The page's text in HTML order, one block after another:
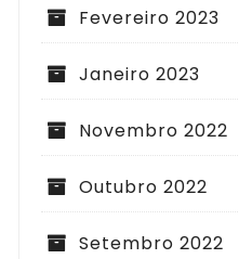
Fevereiro 2023
Janeiro 2023
Novembro 2022
Outubro 2022
Setembro 2022